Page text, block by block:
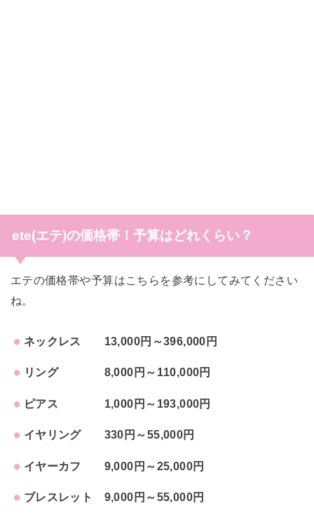
ete(エテ)の価格帯！予算はどれくらい？
エテの価格帯や予算はこちらを参考にしてみてください
ね。
ネックレス 13,000円～396,000円
リング 8,000円～110,000円
ピアス 1,000円～193,000円
イヤリング 330円～55,000円
イヤーカフ 9,000円～25,000円
ブレスレット 9,000円～55,000円